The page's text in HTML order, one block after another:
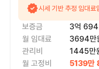
시세 기반 추정 임대료
보증금 3억
월 임대료
3694만
관리비
1445만
월 고정비
5139